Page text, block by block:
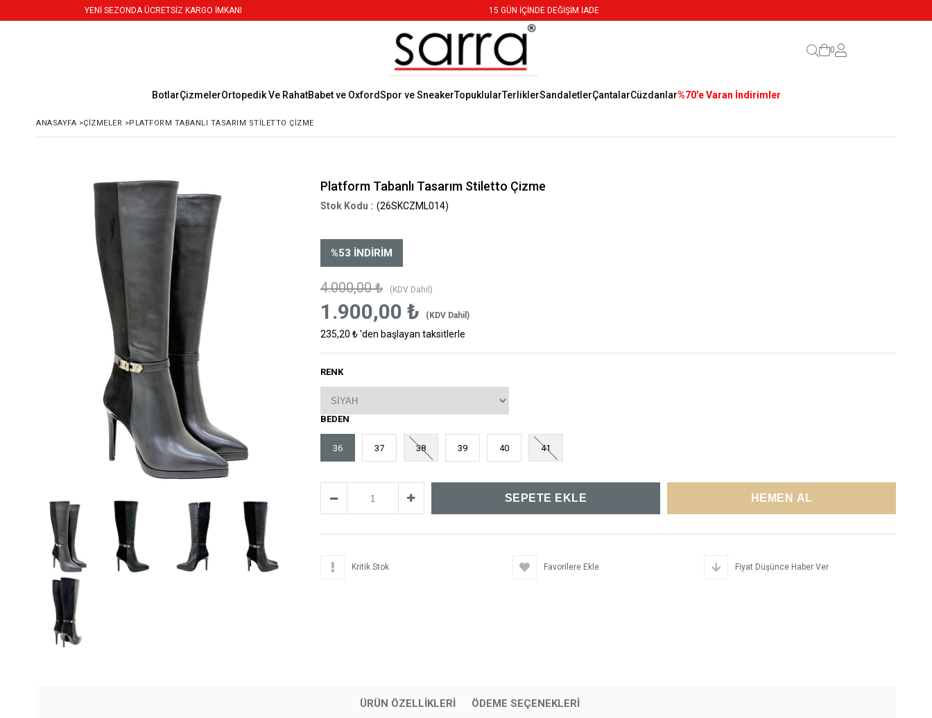
YENİ SEZONDA ÜCRETSİZ KARGO İMKANI 15 GÜN İÇİNDE DEĞİŞİM İADE
0
BotlarÇizmelerOrtopedik Ve RahatBabet ve OxfordSpor ve SneakerTopuklularTerliklerSandaletlerÇantalarCüzdanlar%70'e Varan İndirimler
ANASAYFA >ÇIZMELER >PLATFORM TABANLI TASARIM STILETTO ÇIZME
Platform Tabanlı Tasarım Stiletto Çizme
(26SKCZML014)
%53 İNDIRIM
4.000,00 ₺ (KDV Dahil)
1.900,00 ₺ (KDV Dahil)
235,20 ₺'den başlayan taksitlerle
RENK
BEDEN
36 37 38 39 40 41
Kritik Stok Favorilere Ekle Fiyat Düşünce Haber Ver
ÜRÜN ÖZELLIKLERI ÖDEME SEÇENEKLERI